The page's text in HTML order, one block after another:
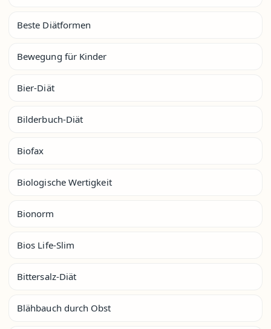
Beste Diätformen
Bewegung für Kinder
Bier-Diät
Bilderbuch-Diät
Biofax
Biologische Wertigkeit
Bionorm
Bios Life-Slim
Bittersalz-Diät
Blähbauch durch Obst